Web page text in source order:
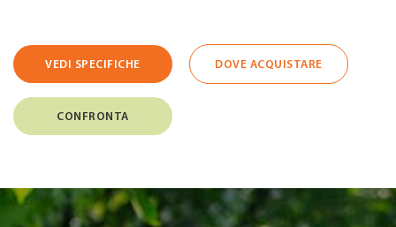
VEDI SPECIFICHE DOVE ACQUISTARE
CONFRONTA